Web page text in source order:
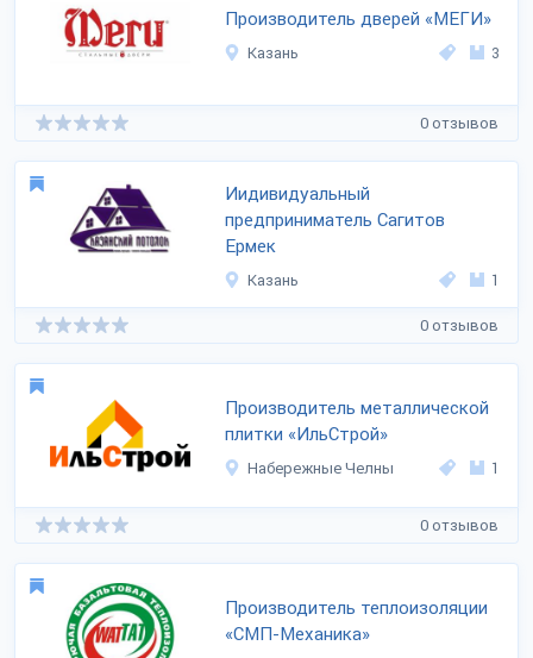
Производитель дверей «МЕГИ»
Казань 3
0 отзывов
Иидивидуальный
предприниматель Сагитов
Ермек
Казань 1
0 отзывов
Производитель металлической
плитки «ИльСтрой»
Набережные Челны 1
0 отзывов
Производитель теплоизоляции
«СМП-Механика»